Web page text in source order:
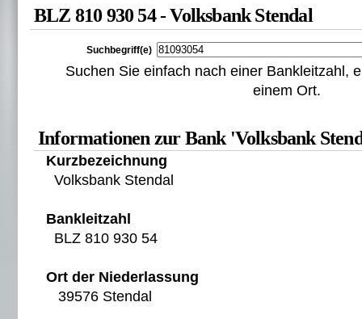
BLZ 810 930 54 - Volksbank Stendal
Suchbegriff(e)
Suchen Sie einfach nach einer Bankleitzahl,
einem Ort.
Informationen zur Bank 'Volksbank
Kurzbezeichnung
Volksbank Stendal
Bankleitzahl
BLZ 810 930 54
Ort der Niederlassung
39576 Stendal